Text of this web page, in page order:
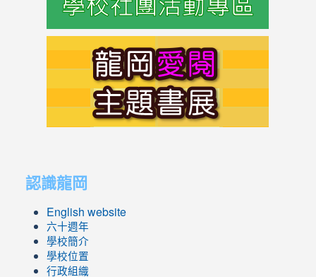
認識龍岡
English website
六十週年
學校簡介
學校位置
行政組織